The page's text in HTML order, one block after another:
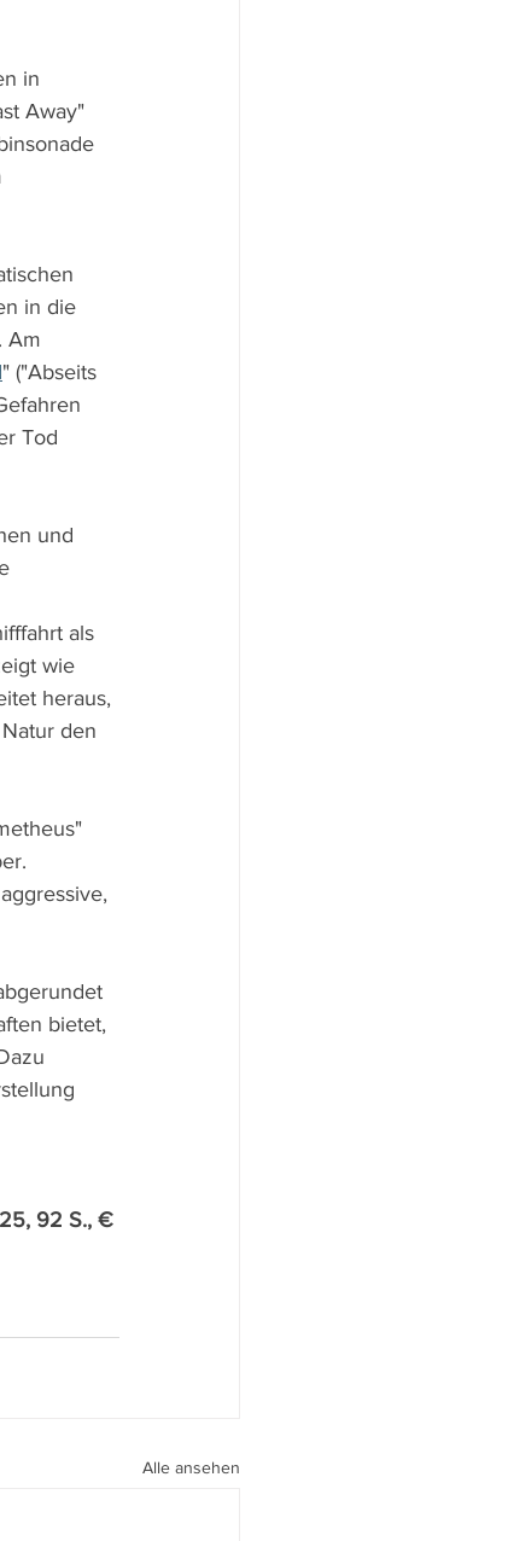
in
Away"
in die
Am
" ("Abseits
Tod
und
als
wie
heraus,
den
bietet,
92 S., €
Alle ansehen